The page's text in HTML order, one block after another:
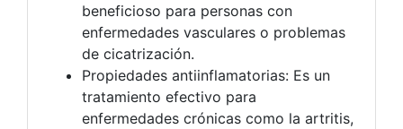
beneficioso para personas con
enfermedades vasculares o problemas
de cicatrización.
Propiedades antiinflamatorias: Es un
tratamiento efectivo para
enfermedades crónicas como la artritis,